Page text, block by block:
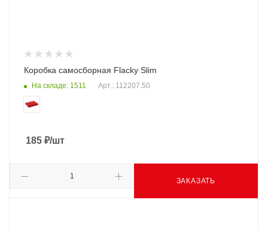
Коробка самосборная Flacky Slim
На складе: 1511 Арт.: 112207.50
185 ₽/шт
ЗАКАЗАТЬ